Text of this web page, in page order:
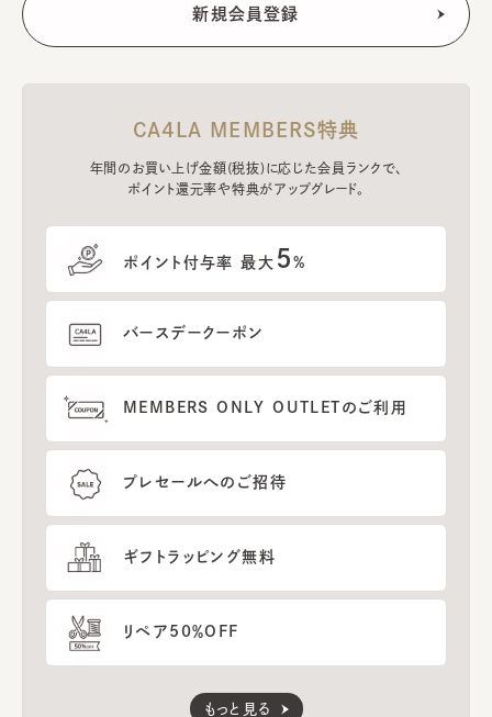
CA4LA MEMBERS特典
年間のお買い上げ金額(税抜)に応じた会員ランクで、
ポイント還元率や特典がアップグレード。
ポイント付与率 最大 5%
バースデークーポン
MEMBERS ONLY OUTLETのご利用
プレセールへのご招待
ギフトラッピング無料
リペア50％OFF
もっと見る